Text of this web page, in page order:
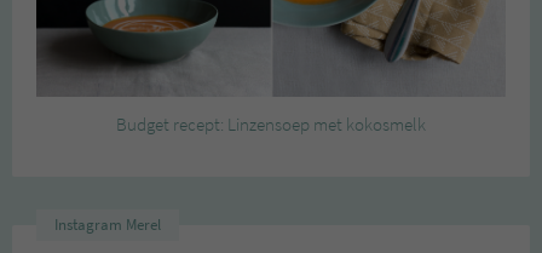
Budget recept: Linzensoep met kokosmelk
Instagram Merel